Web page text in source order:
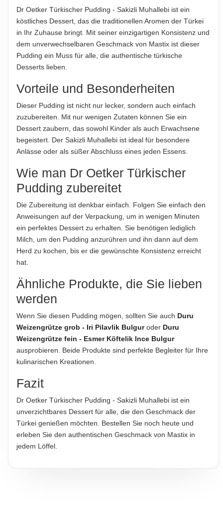
Eiweiß
Salz 0,10 g
Hinweis zur Haftung: Für die vorstehenden Angaben wird keine Haftung
übernommen. Bitte prüfen Sie die Angaben auf der jeweiligen
HERKUNFTSLAND
Türkei
HINWEIS
Für die vorstehenden Angaben wird keine Haftung
übernommen...
ABTROPFGEWICHT
135g
HERSTELLER
Dr. Oetker Gıda Sanayi ve Ticaret A.Ş., Bahçelievler
Mahallesi, 283/1 Sokak No:41, 35820 Torbalı/İzmir, Türkei
Bielefeld, Deutschland
Hinweis zur Haftung: Für die vorstehenden Angaben wird keine Haftung
übernommen. Bitte prüfen Sie die Angaben auf der jeweiligen
Dr Oetker Türkischer Pudding - Sakizli Muhallebi ist ein
köstliches Dessert, das die traditionellen Aromen der Türkei
in Ihr Zuhause bringt. Mit seiner einzigartigen Konsistenz und
dem unverwechselbaren Geschmack von Mastix ist dieser
Pudding ein Muss für alle, die authentische türkische
Desserts lieben.
Vorteile und Besonderheiten
Dieser Pudding ist nicht nur lecker, sondern auch einfach
zuzubereiten. Mit nur wenigen Zutaten können Sie ein
Dessert zaubern, das sowohl Kinder als auch Erwachsene
begeistert. Der Sakizli Muhallebi ist ideal für besondere
Anlässe oder als süßer Abschluss eines jeden Essens.
Wie man Dr Oetker Türkischer
Pudding zubereitet
Die Zubereitung ist denkbar einfach. Folgen Sie einfach den
Anweisungen auf der Verpackung, um in wenigen Minuten
ein perfektes Dessert zu erhalten. Sie benötigen lediglich
Milch, um den Pudding anzurühren und ihn dann auf dem
Herd zu kochen, bis er die gewünschte Konsistenz erreicht
hat.
Ähnliche Produkte, die Sie lieben
werden
Wenn Sie diesen Pudding mögen, sollten Sie auch Duru
Weizengrütze grob - Iri Pilavlik Bulguroder Duru
Weizengrütze fein - Esmer Köftelik Ince Bulgur
ausprobieren. Beide Produkte sind perfekte Begleiter für Ihre
kulinarischen Kreationen.
Fazit
Dr Oetker Türkischer Pudding - Sakizli Muhallebi ist ein
unverzichtbares Dessert für alle, die den Geschmack der
Türkei genießen möchten. Bestellen Sie noch heute und
erleben Sie den authentischen Geschmack von Mastix in
jedem Löffel.